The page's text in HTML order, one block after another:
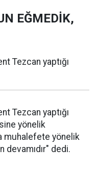
EĞMEDİK,
Tezcan yaptığı
Tezcan yaptığı
yönelik
muhalefete yönelik
devamıdır" dedi.